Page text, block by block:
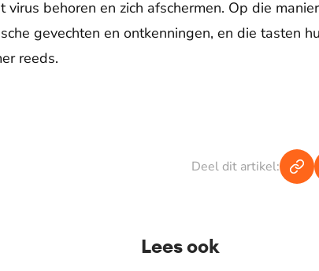
behoren en zich afschermen. Op die
gevechten en ontkenningen, en die tasten
reeds.
Deel dit artikel:
Lees ook